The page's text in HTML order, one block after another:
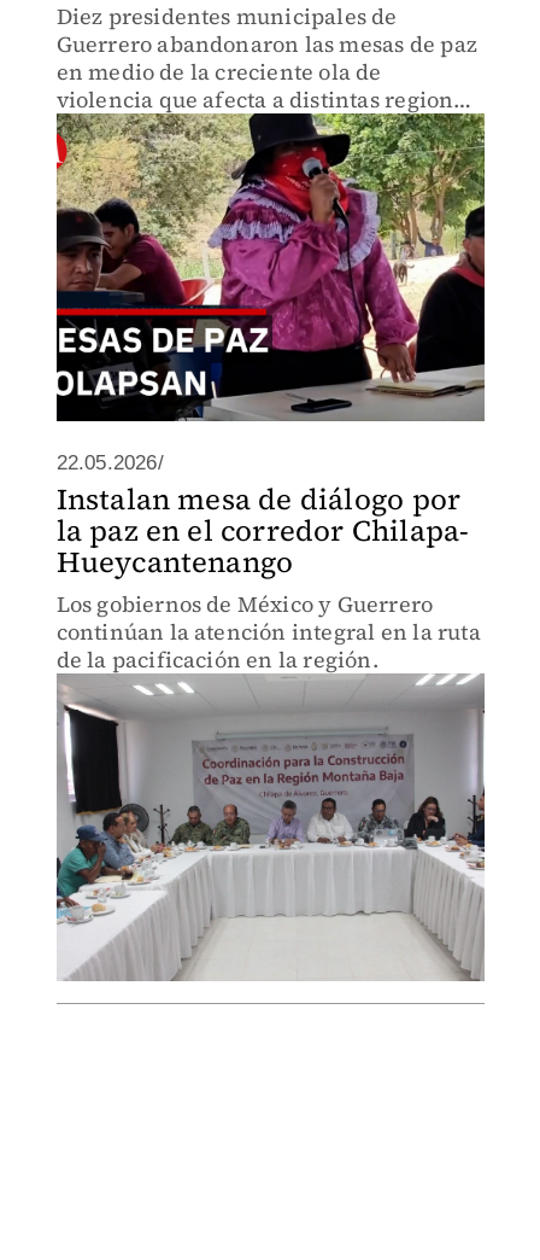
Diez presidentes municipales de
Guerrero abandonaron las mesas de paz
en medio de la creciente ola de
violencia que afecta a distintas regiones
del estado.
22.05.2026/
Instalan mesa de diálogo por
la paz en el corredor Chilapa-
Hueycantenango
Los gobiernos de México y Guerrero
continúan la atención integral en la ruta
de la pacificación en la región.